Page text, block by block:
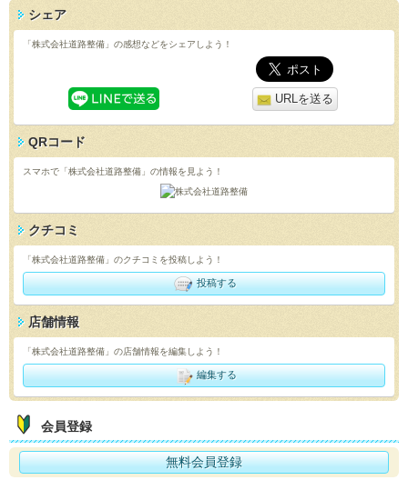
シェア
「株式会社道路整備」の感想などをシェアしよう！
URLを送る
QRコード
スマホで「株式会社道路整備」の情報を見よう！
クチコミ
「株式会社道路整備」のクチコミを投稿しよう！
投稿する
店舗情報
「株式会社道路整備」の店舗情報を編集しよう！
編集する
会員登録
無料会員登録